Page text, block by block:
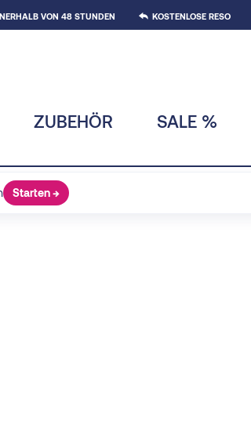
VON 48 STUNDEN KOSTENLOSE RESO
ZUBEHÖR SALE %
Starten →